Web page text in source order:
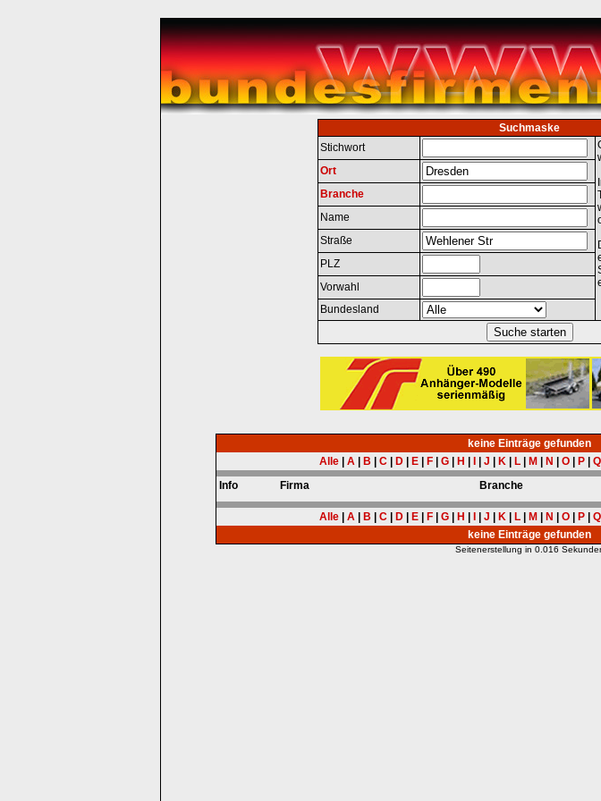
Suchmaske
Stichwort
Ort
Branche
Name
Straße
PLZ
Vorwahl
Bundesland
keine Einträge gefunden
Alle| A| B C| D| E| F| G| H J K| L| M N O| P| Q
Info
Firma Branche
Alle| A| B C| D| E| F| G| H J K| L| M N O| P| Q
keine Einträge gefunden
Seitenerstellung in 0.016